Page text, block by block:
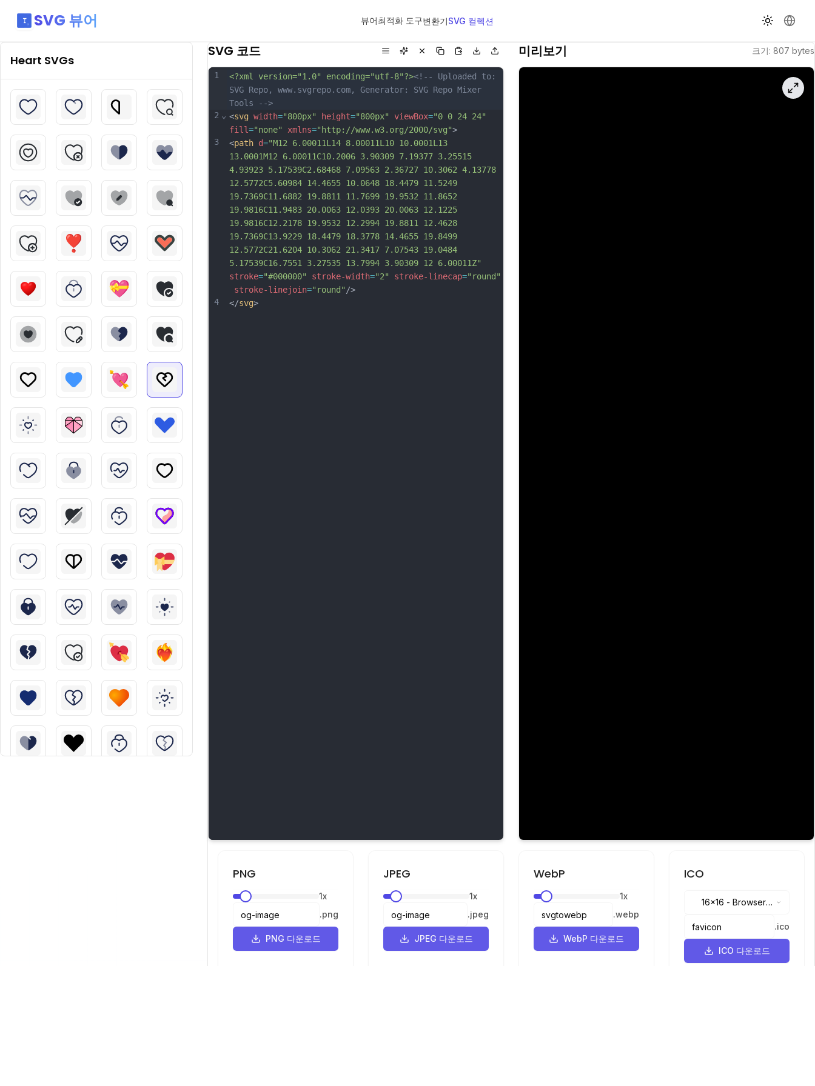
SVG 뷰어 뷰어최적화 도구변환기SVG 컬렉션 테마 전환언어
Heart SVGs
SVG 코드
1
2
3
4
⌄
<?xml version="1.0" encoding="utf-8"?><!-- Uploaded to:
SVG Repo, www.svgrepo.com, Generator: SVG Repo Mixer
Tools -->
<svg width="800px" height="800px" viewBox="0 0 24 24"
fill="none" xmlns="http://www.w3.org/2000/svg">
<path d="M12 6.00011L14 8.00011L10 10.0001L13
13.0001M12 6.00011C10.2006 3.90309 7.19377 3.25515
4.93923 5.17539C2.68468 7.09563 2.36727 10.3062 4.13778
12.5772C5.60984 14.4655 10.0648 18.4479 11.5249
19.7369C11.6882 19.8811 11.7699 19.9532 11.8652
19.9816C11.9483 20.0063 12.0393 20.0063 12.1225
19.9816C12.2178 19.9532 12.2994 19.8811 12.4628
19.7369C13.9229 18.4479 18.3778 14.4655 19.8499
12.5772C21.6204 10.3062 21.3417 7.07543 19.0484
5.17539C16.7551 3.27535 13.7994 3.90309 12 6.00011Z"
stroke="#000000" stroke-width="2" stroke-linecap="round"
stroke-linejoin="round" />
</svg>
미리보기 크기: 807 bytes
PNG
1x
.png
PNG 다운로드
JPEG
1x
.jpeg
JPEG 다운로드
WebP
1x
.webp
WebP 다운로드
ICO
16x16 -Browser
.ico
ICO 다운로드